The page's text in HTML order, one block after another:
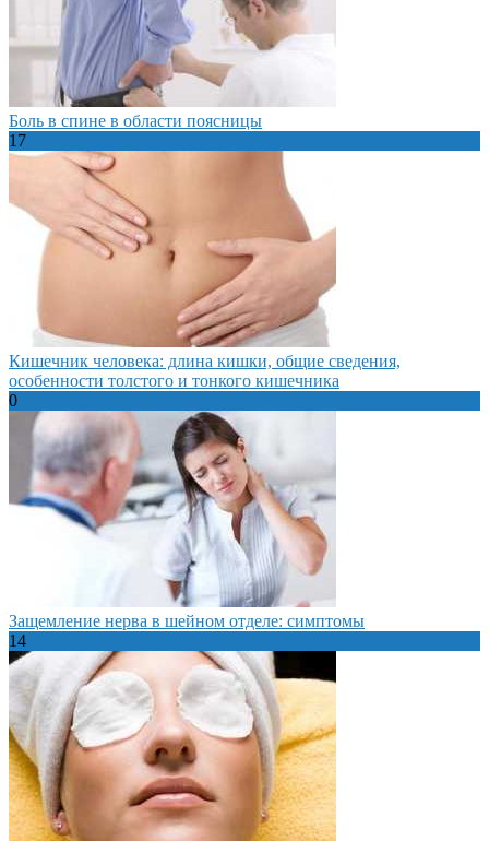
Боль в спине в области поясницы
17
Кишечник человека: длина кишки, общие сведения,
особенности толстого и тонкого кишечника
0
Защемление нерва в шейном отделе: симптомы
14